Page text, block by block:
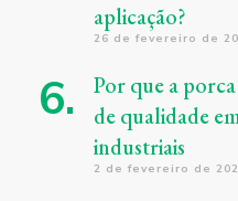
aplicação?
26 de fevereiro de
Por que a
de qualidade
industriais
2 de fevereiro de